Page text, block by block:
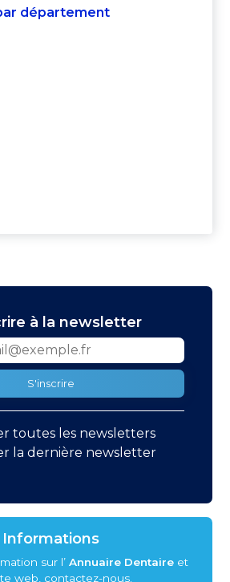
département
à la newsletter
S'inscrire
toutes les newsletters
la dernière newsletter
Informations
sur l’ Annuaire Dentaireet
web, contactez-nous.